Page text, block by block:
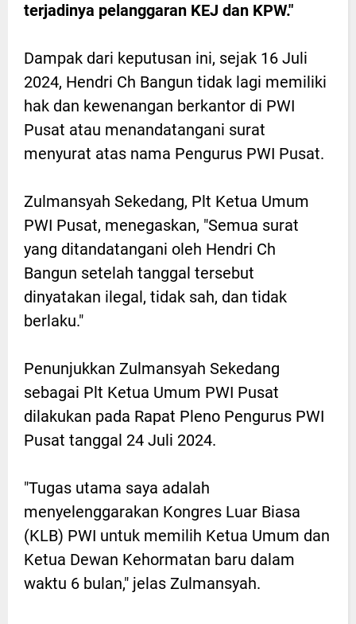
terjadinya pelanggaran KEJ dan KPW."
Dampak dari keputusan ini, sejak 16 Juli
2024, Hendri Ch Bangun tidak lagi memiliki
hak dan kewenangan berkantor di PWI
Pusat atau menandatangani surat
menyurat atas nama Pengurus PWI Pusat.
Zulmansyah Sekedang, Plt Ketua Umum
PWI Pusat, menegaskan, "Semua surat
yang ditandatangani oleh Hendri Ch
Bangun setelah tanggal tersebut
dinyatakan ilegal, tidak sah, dan tidak
berlaku."
Penunjukkan Zulmansyah Sekedang
sebagai Plt Ketua Umum PWI Pusat
dilakukan pada Rapat Pleno Pengurus PWI
Pusat tanggal 24 Juli 2024.
"Tugas utama saya adalah
menyelenggarakan Kongres Luar Biasa
(KLB) PWI untuk memilih Ketua Umum dan
Ketua Dewan Kehormatan baru dalam
waktu 6 bulan," jelas Zulmansyah.